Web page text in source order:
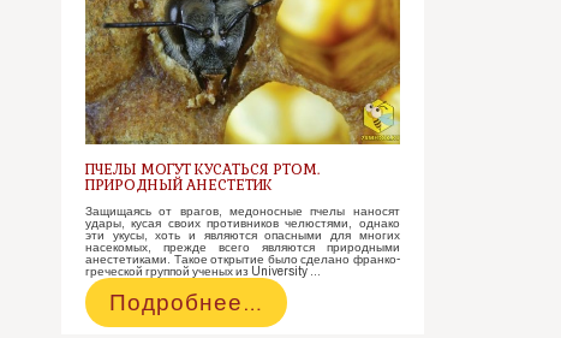
ПЧЕЛЫ МОГУТ КУСАТЬСЯ РТОМ.
ПРИРОДНЫЙ АНЕСТЕТИК
Защищаясь от врагов, медоносные пчелы наносят
удары, кусая своих противников челюстями, однако
эти укусы, хоть и являются опасными для многих
насекомых, прежде всего являются природными
анестетиками. Такое открытие было сделано франко-
греческой группой ученых из University …
Пчелы
могут
Подробнее…